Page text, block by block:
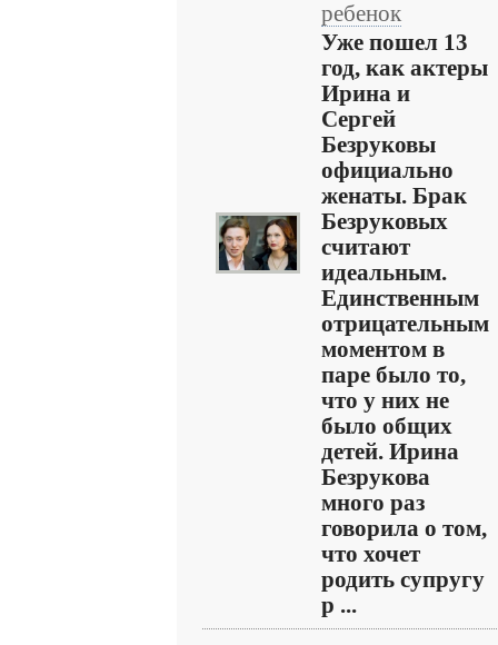
ребенок
Уже пошел 13
год, как актеры
Ирина и
Сергей
Безруковы
официально
женаты. Брак
Безруковых
считают
идеальным.
Единственным
отрицательным
моментом в
паре было то,
что у них не
было общих
детей. Ирина
Безрукова
много раз
говорила о том,
что хочет
родить супругу
р ...